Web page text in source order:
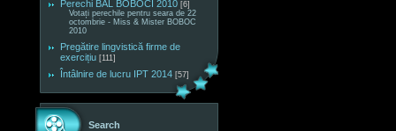
Perechi BAL BOBOCI 2010 [6]
Votați perechile pentru seara de 22
octombrie - Miss & Mister BOBOC
2010
Pregătire lingvistică firme de
exercițiu [111]
Întâlnire de lucru IPT 2014 [57]
Search